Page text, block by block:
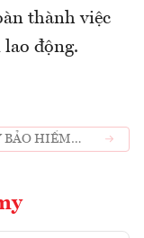
thành việc
động.
BẢO HIỂM